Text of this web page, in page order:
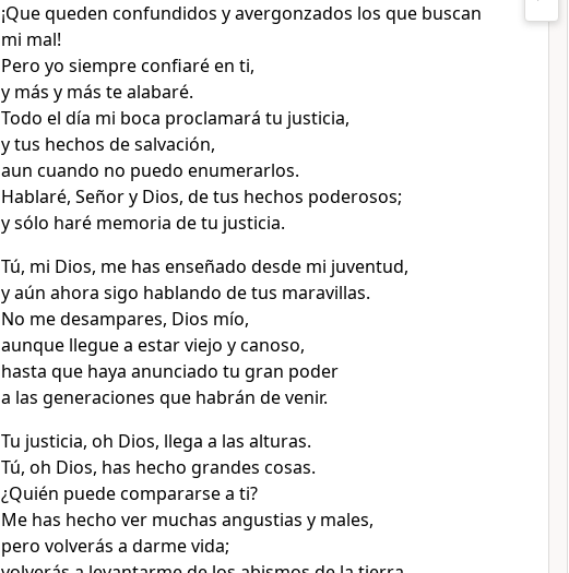
¡Que queden confundidos y avergonzados los que buscan
mi mal!
Pero yo siempre confiaré en ti,
y más y más te alabaré.
Todo el día mi boca proclamará tu justicia,
y tus hechos de salvación,
aun cuando no puedo enumerarlos.
Hablaré, Señor y Dios, de tus hechos poderosos;
y sólo haré memoria de tu justicia.
Tú, mi Dios, me has enseñado desde mi juventud,
y aún ahora sigo hablando de tus maravillas.
No me desampares, Dios mío,
aunque llegue a estar viejo y canoso,
hasta que haya anunciado tu gran poder
a las generaciones que habrán de venir.
Tu justicia, oh Dios, llega a las alturas.
Tú, oh Dios, has hecho grandes cosas.
¿Quién puede compararse a ti?
Me has hecho ver muchas angustias y males,
pero volverás a darme vida;